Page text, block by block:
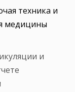
техника и
медицины
и